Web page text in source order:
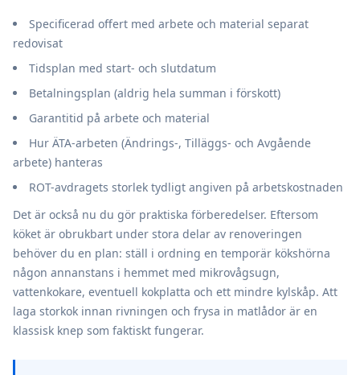
Specificerad offert med arbete och material separat
redovisat
Tidsplan med start- och slutdatum
Betalningsplan (aldrig hela summan i förskott)
Garantitid på arbete och material
Hur ÄTA-arbeten (Ändrings-, Tilläggs- och Avgående
arbete) hanteras
ROT-avdragets storlek tydligt angiven på arbetskostnaden
Det är också nu du gör praktiska förberedelser. Eftersom
köket är obrukbart under stora delar av renoveringen
behöver du en plan: ställ i ordning en temporär kökshörna
någon annanstans i hemmet med mikrovågsugn,
vattenkokare, eventuell kokplatta och ett mindre kylskåp. Att
laga storkok innan rivningen och frysa in matlådor är en
klassisk knep som faktiskt fungerar.